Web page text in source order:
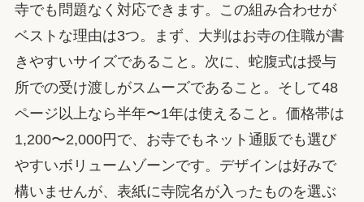
寺でも問題なく対応できます。この組み合わせが
ベストな理由は3つ。まず、大判はお寺の住職が書
きやすいサイズであること。次に、蛇腹式は授与
所での受け渡しがスムーズであること。そして48
ページ以上なら半年〜1年は使えること。価格帯は
1,200〜2,000円で、お寺でもネット通販でも選び
やすいボリュームゾーンです。デザインは好みで
構いませんが、表紙に寺院名が入ったものを選ぶ